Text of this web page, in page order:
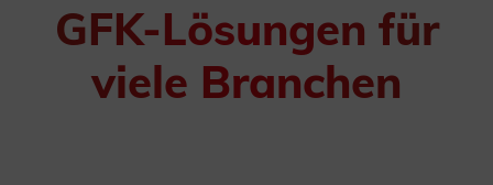
GFK-Lösungen für
viele Branchen